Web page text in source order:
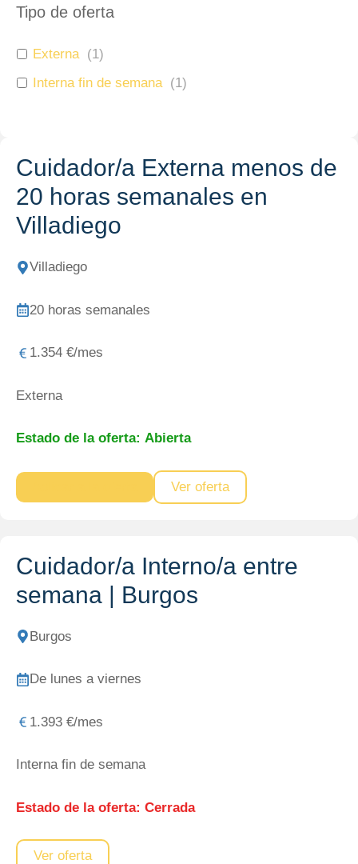
Tipo de oferta
Externa (1)
Interna fin de semana (1)
Cuidador/a Externa menos de
20 horas semanales en
Villadiego
Villadiego
20 horas semanales
1.354 €/mes
Externa
Estado de la oferta: Abierta
Ver oferta
Cuidador/a Interno/a entre
semana | Burgos
Burgos
De lunes a viernes
1.393 €/mes
Interna fin de semana
Estado de la oferta: Cerrada
Ver oferta